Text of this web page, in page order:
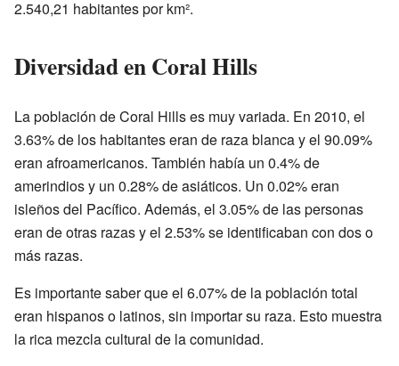
2.540,21 habitantes por km².
Diversidad en Coral Hills
La población de Coral Hills es muy variada. En 2010, el
3.63% de los habitantes eran de raza blanca y el 90.09%
eran afroamericanos. También había un 0.4% de
amerindios y un 0.28% de asiáticos. Un 0.02% eran
isleños del Pacífico. Además, el 3.05% de las personas
eran de otras razas y el 2.53% se identificaban con dos o
más razas.
Es importante saber que el 6.07% de la población total
eran hispanos o latinos, sin importar su raza. Esto muestra
la rica mezcla cultural de la comunidad.